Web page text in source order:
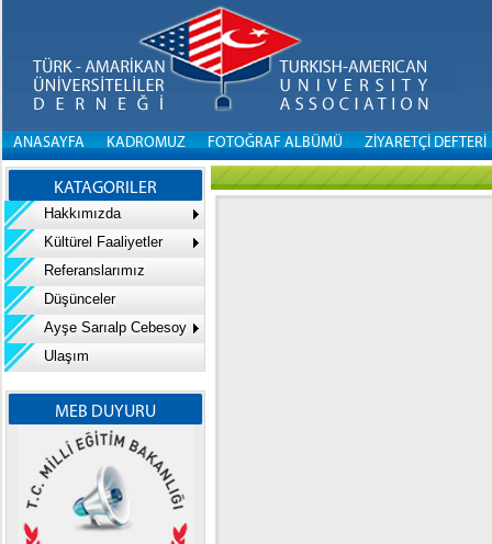
ANASAYFA KADROMUZ FOTOĞRAF ALBÜMÜ ZİYARETÇİ DEFTERİ
KATAGORILER
Hakkımızda
Kültürel Faaliyetler
Referanslarımız
Düşünceler
Ayşe Sarıalp Cebesoy
Ulaşım
MEB DUYURU